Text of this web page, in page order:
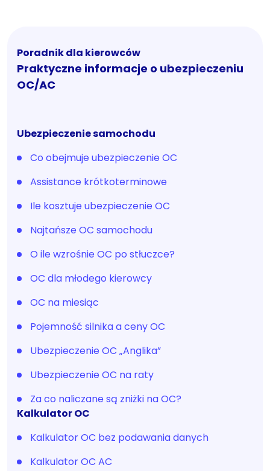
Poradnik dla kierowców
Praktyczne informacje o ubezpieczeniu
OC/AC
Ubezpieczenie samochodu
Co obejmuje ubezpieczenie OC
Assistance krótkoterminowe
Ile kosztuje ubezpieczenie OC
Najtańsze OC samochodu
O ile wzrośnie OC po stłuczce?
OC dla młodego kierowcy
OC na miesiąc
Pojemność silnika a ceny OC
Ubezpieczenie OC „Anglika”
Ubezpieczenie OC na raty
Za co naliczane są zniżki na OC?
Kalkulator OC
Kalkulator OC bez podawania danych
Kalkulator OC AC